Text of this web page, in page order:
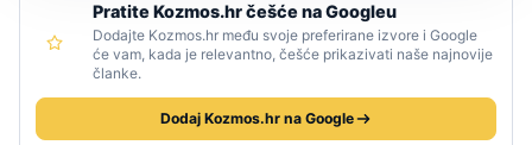
Pratite Kozmos.hr češće na Googleu
Dodajte Kozmos.hr među svoje preferirane izvore i Google
će vam, kada je relevantno, češće prikazivati naše najnovije
članke.
Dodaj Kozmos.hr na Google